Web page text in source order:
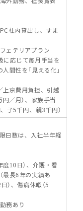
社内貸出し、すま
ェテリアプラン
に応じて毎月手当を
間性を「見える化」
上京費用負担、引越
／月）、家族手当
子5千円、親3千円）
日数は、入社半年経
度10日）、介護・看
最長6年の実績あ
）、傷病休暇（5
務あり